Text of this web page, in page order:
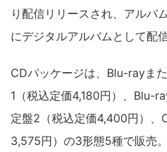
り配信リリースされ、アルバ
にデジタルアルバムとして配
CDパッケージは、Blu-rayま
1（税込定価4,180円）、Blu-
定盤2（税込定価4,400円）、
3,575円）の3形態5種で販売。